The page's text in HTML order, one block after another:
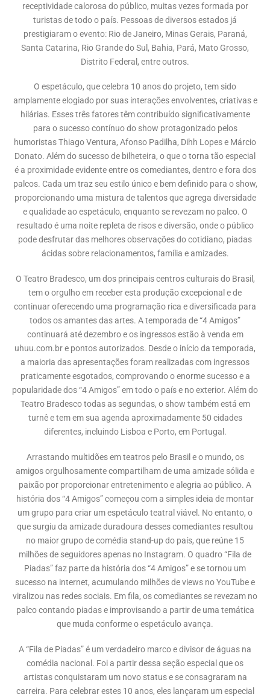
receptividade calorosa do público, muitas vezes formada por
turistas de todo o país. Pessoas de diversos estados já
prestigiaram o evento: Rio de Janeiro, Minas Gerais, Paraná,
Santa Catarina, Rio Grande do Sul, Bahia, Pará, Mato Grosso,
Distrito Federal, entre outros.
O espetáculo, que celebra 10 anos do projeto, tem sido
amplamente elogiado por suas interações envolventes, criativas e
hilárias. Esses três fatores têm contribuído significativamente
para o sucesso contínuo do show protagonizado pelos
humoristas Thiago Ventura, Afonso Padilha, Dihh Lopes e Márcio
Donato. Além do sucesso de bilheteira, o que o torna tão especial
é a proximidade evidente entre os comediantes, dentro e fora dos
palcos. Cada um traz seu estilo único e bem definido para o show,
proporcionando uma mistura de talentos que agrega diversidade
e qualidade ao espetáculo, enquanto se revezam no palco. O
resultado é uma noite repleta de risos e diversão, onde o público
pode desfrutar das melhores observações do cotidiano, piadas
ácidas sobre relacionamentos, família e amizades.
O Teatro Bradesco, um dos principais centros culturais do Brasil,
tem o orgulho em receber esta produção excepcional e de
continuar oferecendo uma programação rica e diversificada para
todos os amantes das artes. A temporada de “4 Amigos”
continuará até dezembro e os ingressos estão à venda em
uhuu.com.br e pontos autorizados. Desde o início da temporada,
a maioria das apresentações foram realizadas com ingressos
praticamente esgotados, comprovando o enorme sucesso e a
popularidade dos “4 Amigos” em todo o país e no exterior. Além do
Teatro Bradesco todas as segundas, o show também está em
turnê e tem em sua agenda aproximadamente 50 cidades
diferentes, incluindo Lisboa e Porto, em Portugal.
Arrastando multidões em teatros pelo Brasil e o mundo, os
amigos orgulhosamente compartilham de uma amizade sólida e
paixão por proporcionar entretenimento e alegria ao público. A
história dos “4 Amigos” começou com a simples ideia de montar
um grupo para criar um espetáculo teatral viável. No entanto, o
que surgiu da amizade duradoura desses comediantes resultou
no maior grupo de comédia stand-up do país, que reúne 15
milhões de seguidores apenas no Instagram. O quadro “Fila de
Piadas” faz parte da história dos “4 Amigos” e se tornou um
sucesso na internet, acumulando milhões de views no YouTube e
viralizou nas redes sociais. Em fila, os comediantes se revezam no
palco contando piadas e improvisando a partir de uma temática
que muda conforme o espetáculo avança.
A “Fila de Piadas” é um verdadeiro marco e divisor de águas na
comédia nacional. Foi a partir dessa seção especial que os
artistas conquistaram um novo status e se consagraram na
carreira. Para celebrar estes 10 anos, eles lançaram um especial